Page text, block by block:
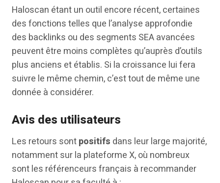
Haloscan étant un outil encore récent, certaines
des fonctions telles que l’analyse approfondie
des backlinks ou des segments SEA avancées
peuvent être moins complètes qu’auprès d’outils
plus anciens et établis. Si la croissance lui fera
suivre le même chemin, c’est tout de même une
donnée à considérer.
Avis des utilisateurs
Les retours sontpositifs dans leur large majorité,
notamment sur la plateforme X, où nombreux
sont les référenceurs français à recommander